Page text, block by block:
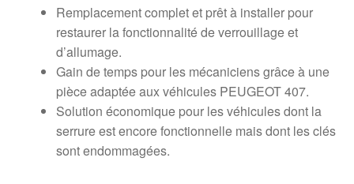
Remplacement complet et prêt à installer pour
restaurer la fonctionnalité de verrouillage et
d’allumage.
Gain de temps pour les mécaniciens grâce à une
pièce adaptée aux véhicules PEUGEOT 407.
Solution économique pour les véhicules dont la
serrure est encore fonctionnelle mais dont les clés
sont endommagées.